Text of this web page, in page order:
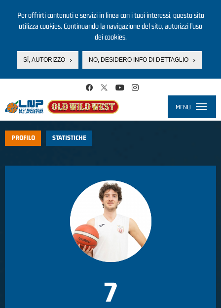
Per offrirti contenuti e servizi in linea con i tuoi interessi, questo sito
utilizza cookies. Continuando la navigazione del sito, autorizzi l’uso
dei cookies.
SÌ, AUTORIZZO NO, DESIDERO INFO DI DETTAGLIO
MENU
PROFILO STATISTICHE
7